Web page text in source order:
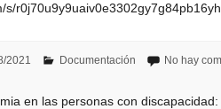
s/
2021 Documentación No hay
en las personas con discapacidad: